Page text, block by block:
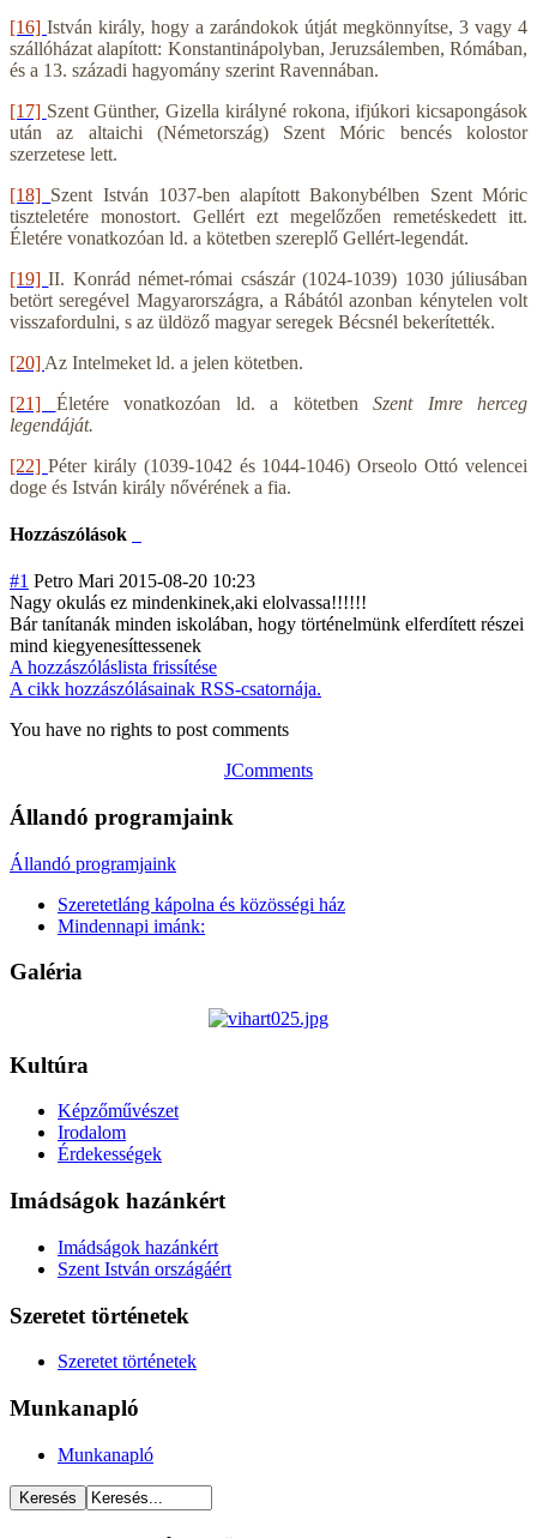
[16] István király, hogy a zarándokok útját megkönnyítse, 3 vagy 4
szállóházat alapított: Konstantinápolyban, Jeruzsálemben, Rómában,
és a 13. századi hagyomány szerint Ravennában.
[17] Szent Günther, Gizella királyné rokona, ifjúkori kicsapongások
után az altaichi (Németország) Szent Móric bencés kolostor
szerzetese lett.
[18] Szent István 1037-ben alapított Bakonybélben Szent Móric
tiszteletére monostort. Gellért ezt megelőzően remetéskedett itt.
Életére vonatkozóan ld. a kötetben szereplő Gellért-legendát.
[19]II. Konrád német-római császár (1024-1039) 1030 júliusában
betört seregével Magyarországra, a Rábától azonban kénytelen volt
visszafordulni, s az üldöző magyar seregek Bécsnél bekerítették.
[20] Az Intelmeket ld. a jelen kötetben.
[21] Életére vonatkozóan ld. a kötetben Szent Imre herceg
legendáját.
[22] Péter király (1039-1042 és 1044-1046) Orseolo Ottó velencei
doge és István király nővérének a fia.
Hozzászólások
#1 Petro Mari 2015-08-20 10:23
Nagy okulás ez mindenkinek,aki elolvassa!!!!!!
Bár tanítanák minden iskolában, hogy történelmünk elferdített részei
mind kiegyenesíttessenek
A hozzászóláslista frissítése
A cikk hozzászólásainak RSS-csatornája.
You have no rights to post comments
JComments
Állandó programjaink
Állandó programjaink
Szeretetláng kápolna és közösségi ház
Mindennapi imánk:
Galéria
Kultúra
Képzőművészet
Irodalom
Érdekességek
Imádságok hazánkért
Imádságok hazánkért
Szent István országáért
Szeretet történetek
Szeretet történetek
Munkanapló
Munkanapló